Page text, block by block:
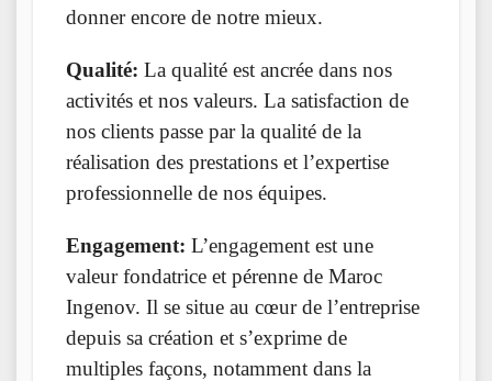
donner encore de notre mieux.
Qualité: La qualité est ancrée dans nos
activités et nos valeurs. La satisfaction de
nos clients passe par la qualité de la
réalisation des prestations et l’expertise
professionnelle de nos équipes.
Engagement: L’engagement est une
valeur fondatrice et pérenne de Maroc
Ingenov. Il se situe au cœur de l’entreprise
depuis sa création et s’exprime de
multiples façons, notamment dans la